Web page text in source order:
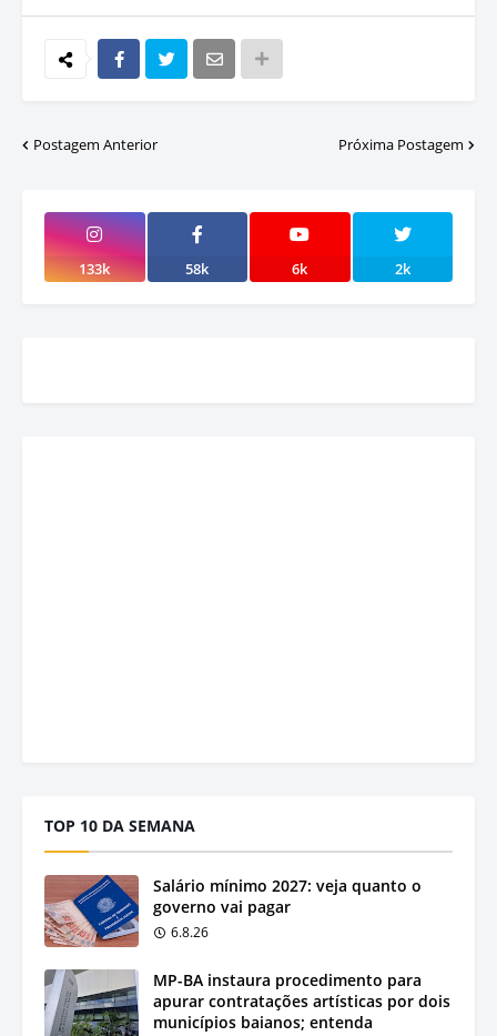
Postagem Anterior Próxima Postagem
133k 58k 6k 2k
TOP 10 DA SEMANA
Salário mínimo 2027: veja quanto o
governo vai pagar
6.8.26
MP-BA instaura procedimento para
apurar contratações artísticas por dois
municípios baianos; entenda